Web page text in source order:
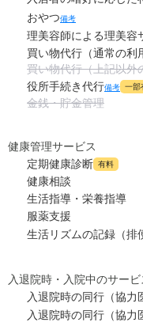
おやつ備考
理美容師による理美容
買い物代行（通常の利
買い物代行（上記以外
役所手続き代行備考 一部
金銭・貯金管理
健康管理サービス
定期健康診断 有料
健康相談
生活指導・栄養指導
服薬支援
生活リズムの記録（排
入退院時・入院中のサービ
入退院時の同行（協力
入退院時の同行（協力